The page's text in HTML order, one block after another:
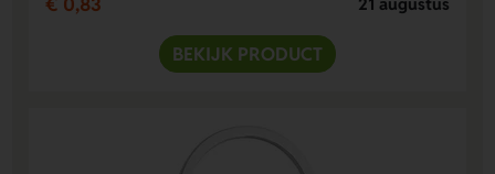
BEKIJK PRODUCT